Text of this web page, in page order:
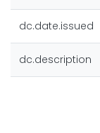
dc.date.issued
dc.description